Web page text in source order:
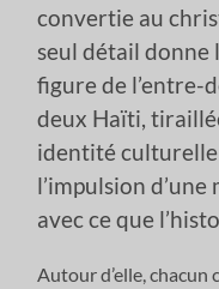
convertie au
seul détail donne
figure de l’entre-
deux Haïti,
identité
l’impulsion
avec ce que
Autour d’elle, chacun